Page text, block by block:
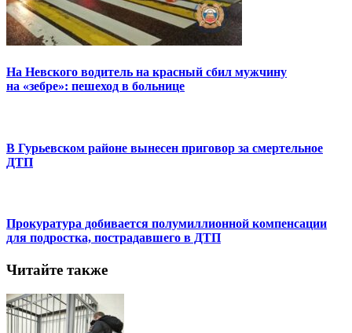
На Невского водитель на красный сбил мужчину
на «зебре»: пешеход в больнице
В Гурьевском районе вынесен приговор за смертельное
ДТП
Прокуратура добивается полумиллионной компенсации
для подростка, пострадавшего в ДТП
Читайте также